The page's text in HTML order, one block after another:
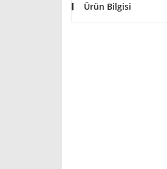
Ürün Bilgisi